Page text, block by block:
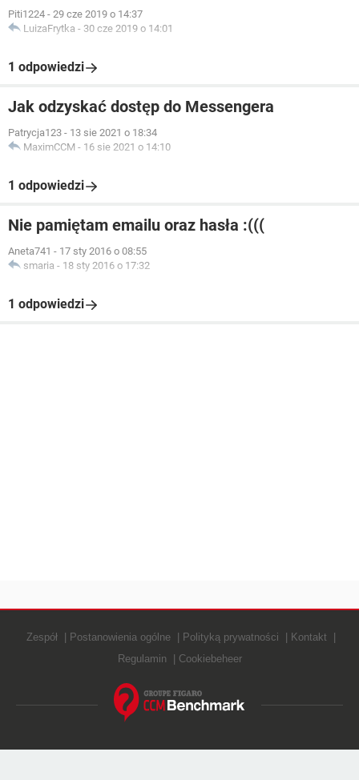
Piti1224 - 29 cze 2019 o 14:37
LuizaFrytka - 30 cze 2019 o 14:01
1 odpowiedzi
Jak odzyskać dostęp do Messengera
Patrycja123 - 13 sie 2021 o 18:34
MaximCCM - 16 sie 2021 o 14:10
1 odpowiedzi
Nie pamiętam emailu oraz hasła :(((
Aneta741 - 17 sty 2016 o 08:55
smaria - 18 sty 2016 o 17:32
1 odpowiedzi
Zespół Postanowienia ogólne Polityką prywatności
Kontakt
Regulamin
Cookiebeheer